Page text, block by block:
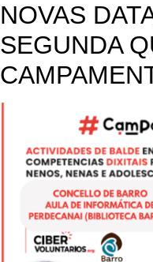
NOVAS
SEGUNDA